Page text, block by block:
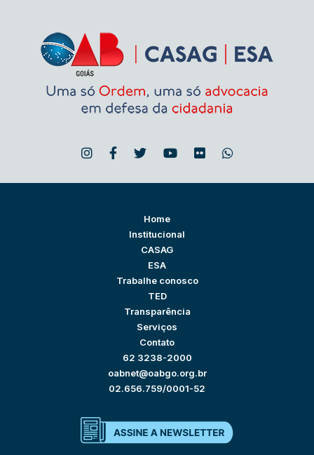
Home
Institucional
CASAG
ESA
Trabalhe conosco
TED
Transparência
Serviços
Contato
62 3238-2000
oabnet@oabgo.org.br
02.656.759/0001-52